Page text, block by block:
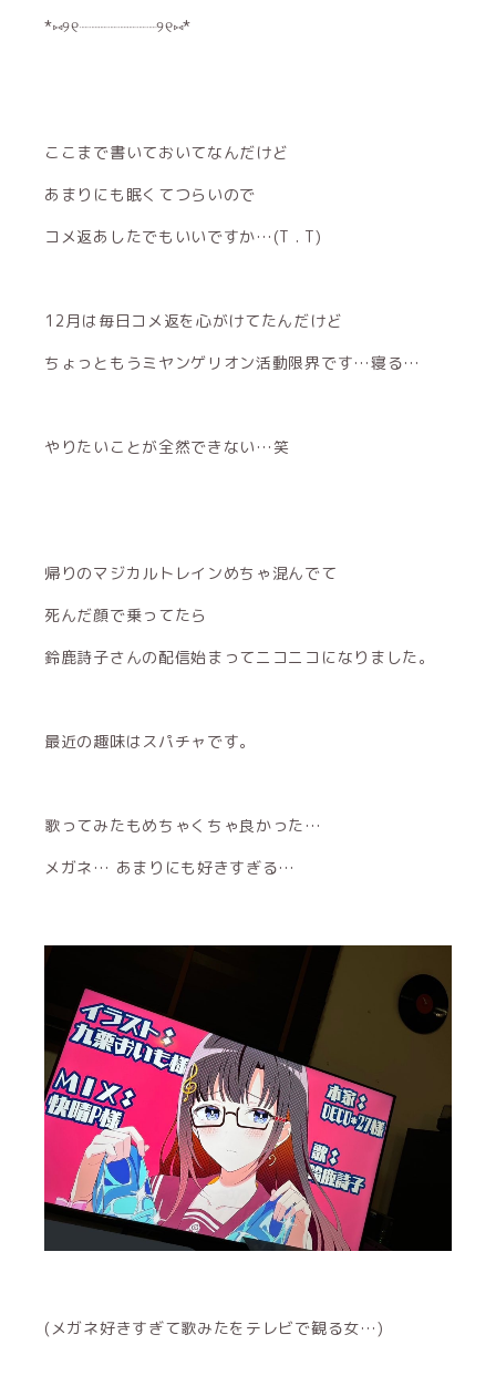
*⑅︎୨୧┈︎┈︎┈︎┈︎┈︎┈︎┈︎┈︎୨୧⑅︎*
ここまで書いておいてなんだけど
あまりにも眠くてつらいので
コメ返あしたでもいいですか…(T . T)
12月は毎日コメ返を心がけてたんだけど
ちょっともうミヤンゲリオン活動限界です…寝る…
やりたいことが全然できない…笑
帰りのマジカルトレインめちゃ混んでて
死んだ顔で乗ってたら
鈴鹿詩子さんの配信始まってニコニコになりました。
最近の趣味はスパチャです。
歌ってみたもめちゃくちゃ良かった…
メガネ… あまりにも好きすぎる…
(メガネ好きすぎて歌みたをテレビで観る女…)